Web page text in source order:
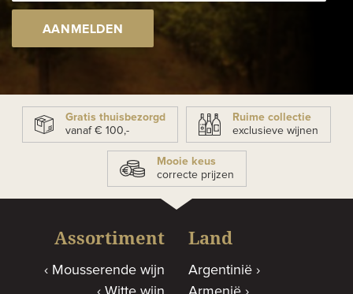
AANMELDEN
Gratis thuisbezorgd
vanaf € 100,-
Ruime collectie
exclusieve wijnen
Mooie keus
correcte prijzen
Assortiment
Mousserende wijn
Land
Argentinië